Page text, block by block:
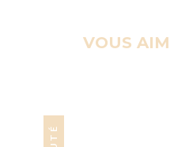
VOUS